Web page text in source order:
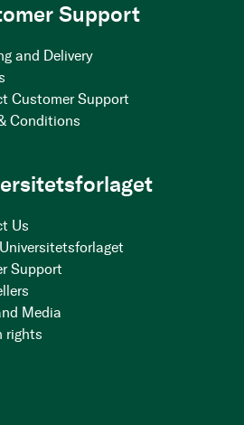
Support
and Delivery
Customer Support
Conditions
Us
Support
Media
rights